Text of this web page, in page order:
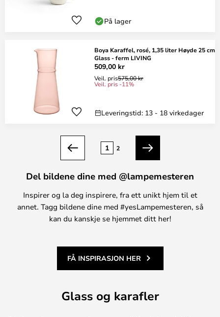
På lager
Boya Karaffel, rosé, 1,35 liter Høyde 25 cm
Glass - ferm LIVING
509,00 kr
Veil. pris575,00 kr
Veil. pris -11%
Leveringstid: 13 - 18 virkedager
Forrige
1 2
Neste
Del bildene dine med @lampemesteren
Inspirer og la deg inspirere, fra ett unikt hjem til et
annet. Tagg bildene dine med #yesLampemesteren, så
kan du kanskje se hjemmet ditt her!
FÅ INSPIRASJON HER
Glass og karafler